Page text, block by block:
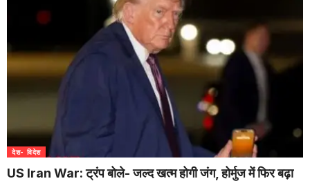
देश- विदेश
US Iran War: ट्रंप बोले- जल्द खत्म होगी जंग, होर्मुज में फिर बढ़ा